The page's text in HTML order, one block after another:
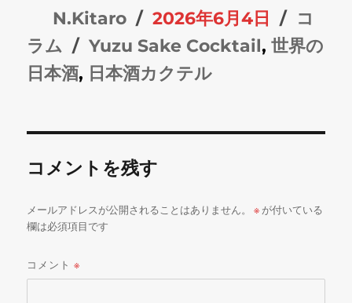
投
稿
者
N.Kitaro
投
稿
日:
2026年6月4日
カ
テ
ー
コ
ラム
タ
グ
Yuzu Sake Cocktail,世界の
日本酒, 日本酒カクテル
コメントを残す
メールアドレスが公開されることはありません。 ※ が付いている
欄は必須項目です
コメント※